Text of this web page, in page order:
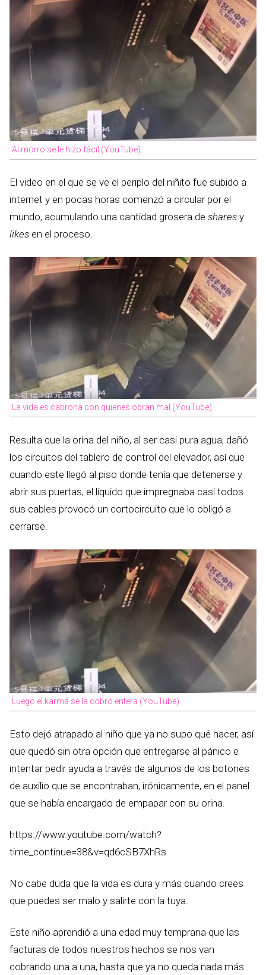
Al morro se le hizo fácil (YouTube).
El video en el que se ve el periplo del niñito fue subido a
internet y en pocas horas comenzó a circular por el
mundo, acumulando una cantidad grosera de shares y
likes en el proceso.
La vida es cabrona con quienes obran mal (YouTube).
Resulta que la orina del niño, al ser casi pura agua, dañó
los circuitos del tablero de control del elevador, así que
cuando este llegó al piso donde tenía que detenerse y
abrir sus puertas, el líquido que impregnaba casi todos
sus cables provocó un cortocircuito que lo obligó a
cerrarse.
Luego el karma se la cobró entera (YouTube).
Esto dejó atrapado al niño que ya no supo qué hacer, así
que quedó sin otra opción que entregarse al pánico e
intentar pedir ayuda a través de algunos de los botones
de auxilio que se encontraban, irónicamente, en el panel
que se había encargado de empapar con su orina.
https://www.youtube.com/watch?
time_continue=38&v=qd6cSB7XhRs
No cabe duda que la vida es dura y más cuando crees
que puedes ser malo y salirte con la tuya.
Este niño aprendió a una edad muy temprana que las
facturas de todos nuestros hechos se nos van
cobrando una a una, hasta que ya no queda nada más